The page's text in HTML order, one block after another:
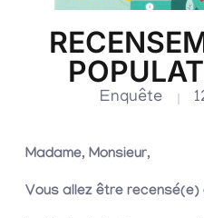
Enquête
Madame, Monsieur,
Vous allez être